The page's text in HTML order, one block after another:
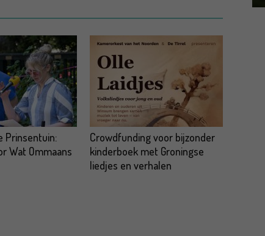
Prinsentuin:
Wat Ommaans
Crowdfunding voor bijzonder
kinderboek met Groningse
liedjes en verhalen